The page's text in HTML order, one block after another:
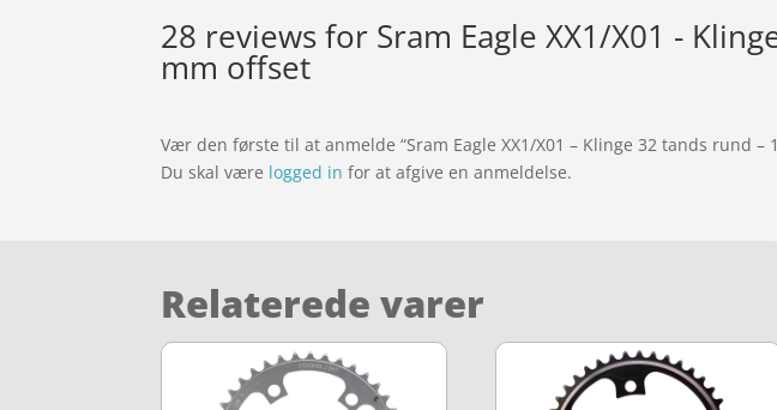
28 reviews for Sram Eagle XX1/X01 -
mm offset
Vær den første til at anmelde “Sram Eagle XX1/X01 – Klinge 32 tands rund –
Du skal være logged in for at afgive en anmeldelse.
Relaterede varer